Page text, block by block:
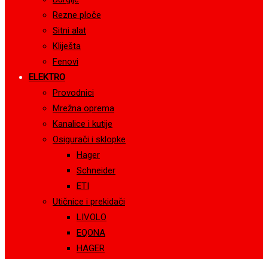
Rezne ploče
Sitni alat
Kliješta
Fenovi
ELEKTRO
Provodnici
Mrežna oprema
Kanalice i kutije
Osigurači i sklopke
Hager
Schneider
ETI
Utičnice i prekidači
LIVOLO
EQONA
HAGER